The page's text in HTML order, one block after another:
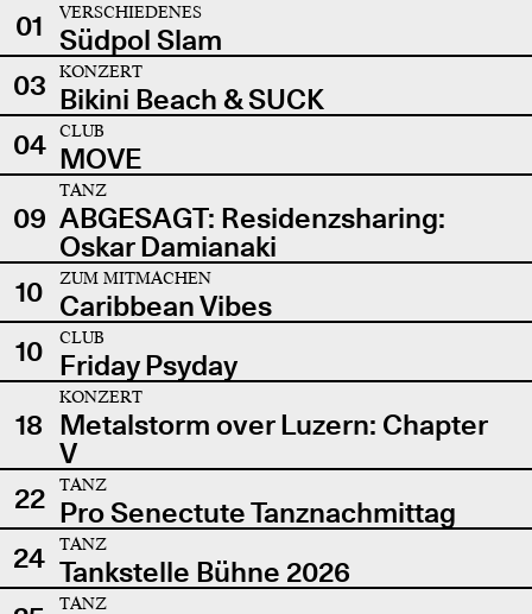
01
VERSCHIEDENES
Südpol Slam
03
KONZERT
Bikini Beach & SUCK
04
CLUB
MOVE
09
TANZ
ABGESAGT: Residenzsharing:
Oskar Damianaki
10
ZUM MITMACHEN
Caribbean Vibes
10
CLUB
Friday Psyday
18
KONZERT
Metalstorm over Luzern: Chapter
V
22
TANZ
Pro Senectute Tanznachmittag
24
TANZ
Tankstelle Bühne 2026
TANZ